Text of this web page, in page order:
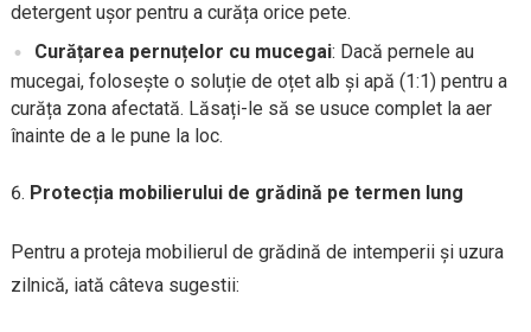
detergent ușor pentru a curăța orice pete.
Curățarea pernuțelor cu mucegai: Dacă pernele au
mucegai, folosește o soluție de oțet alb și apă (1:1) pentru a
curăța zona afectată. Lăsați-le să se usuce complet la aer
înainte de a le pune la loc.
Protecția mobilierului de grădină pe termen lung
Pentru a proteja mobilierul de grădină de intemperii și uzura
zilnică, iată câteva sugestii: